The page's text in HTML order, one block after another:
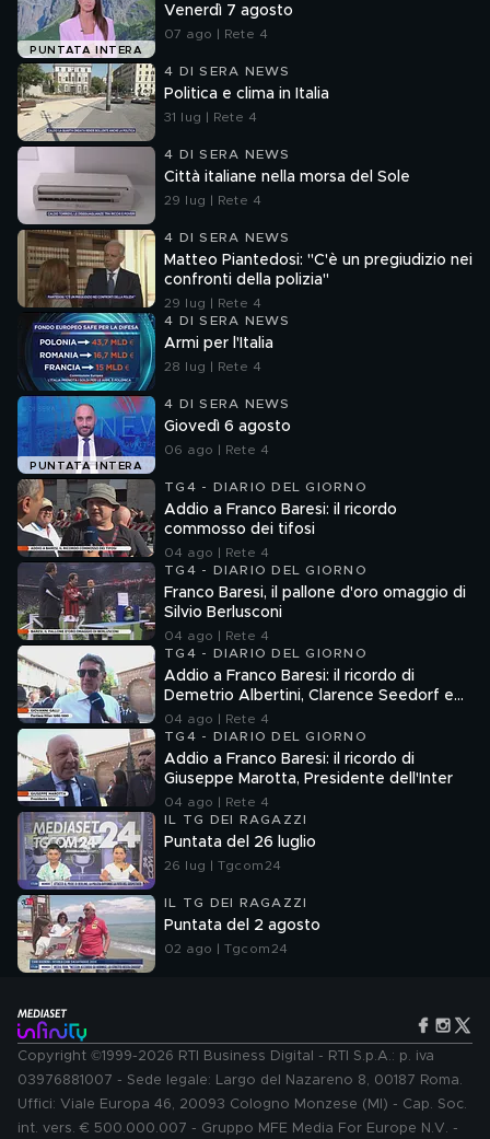
PUNTATA INTERA
Venerdì 7 agosto
07 ago | Rete 4
4 DI SERA NEWS
Politica e clima in Italia
31 lug | Rete 4
4 DI SERA NEWS
Città italiane nella morsa del Sole
29 lug | Rete 4
4 DI SERA NEWS
Matteo Piantedosi: "C'è un pregiudizio nei
confronti della polizia"
29 lug | Rete 4
4 DI SERA NEWS
Armi per l'Italia
28 lug | Rete 4
PUNTATA INTERA
4 DI SERA NEWS
Giovedì 6 agosto
06 ago | Rete 4
TG4 - DIARIO DEL GIORNO
Addio a Franco Baresi: il ricordo
commosso dei tifosi
04 ago | Rete 4
TG4 - DIARIO DEL GIORNO
Franco Baresi, il pallone d'oro omaggio di
Silvio Berlusconi
04 ago | Rete 4
TG4 - DIARIO DEL GIORNO
Addio a Franco Baresi: il ricordo di
Demetrio Albertini, Clarence Seedorf e
Giovanni Galli
04 ago | Rete 4
TG4 - DIARIO DEL GIORNO
Addio a Franco Baresi: il ricordo di
Giuseppe Marotta, Presidente dell'Inter
04 ago | Rete 4
IL TG DEI RAGAZZI
Puntata del 26 luglio
26 lug | Tgcom24
IL TG DEI RAGAZZI
Puntata del 2 agosto
02 ago | Tgcom24
Copyright ©1999-2026 RTI Business Digital - RTI S.p.A.: p. iva
03976881007 - Sede legale: Largo del Nazareno 8, 00187 Roma.
Uffici: Viale Europa 46, 20093 Cologno Monzese (MI) - Cap. Soc.
int. vers. € 500.000.007 - Gruppo MFE Media For Europe N.V. -